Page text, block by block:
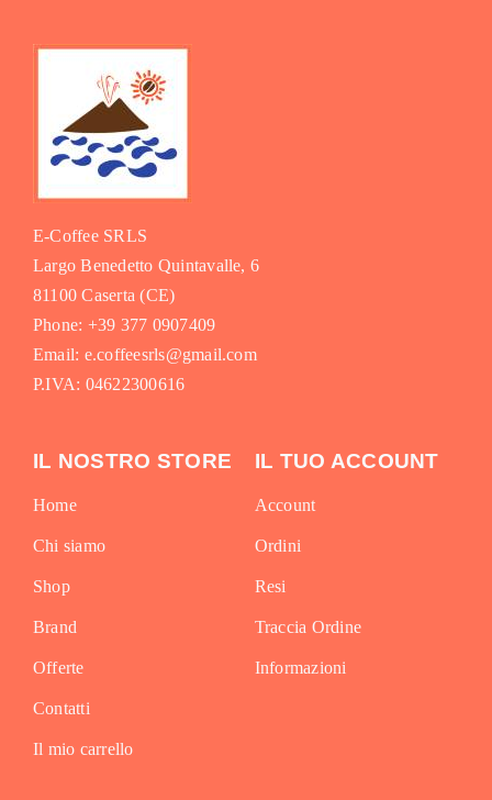
E-Coffee SRLS
Largo Benedetto Quintavalle, 6
81100 Caserta (CE)
Phone: +39 377 0907409
Email: e.coffeesrls@gmail.com
P.IVA: 04622300616
IL NOSTRO STORE
Home
Chi siamo
Shop
Brand
Offerte
Contatti
Il mio carrello
IL TUO ACCOUNT
Account
Ordini
Resi
Traccia Ordine
Informazioni